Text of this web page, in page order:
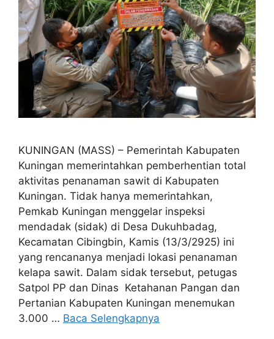
KUNINGAN (MASS) – Pemerintah Kabupaten
Kuningan memerintahkan pemberhentian total
aktivitas penanaman sawit di Kabupaten
Kuningan. Tidak hanya memerintahkan,
Pemkab Kuningan menggelar inspeksi
mendadak (sidak) di Desa Dukuhbadag,
Kecamatan Cibingbin, Kamis (13/3/2925) ini
yang rencananya menjadi lokasi penanaman
kelapa sawit. Dalam sidak tersebut, petugas
Satpol PP dan Dinas Ketahanan Pangan dan
Pertanian Kabupaten Kuningan menemukan
3.000 … Baca Selengkapnya